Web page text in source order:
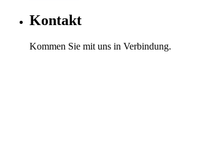
Kontakt
Kommen Sie mit uns in Verbindung.